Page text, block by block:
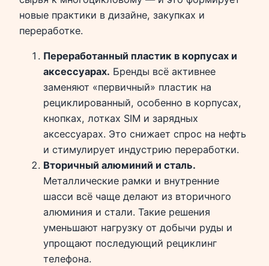
новые практики в дизайне, закупках и
переработке.
Переработанный пластик в корпусах и
аксессуарах. Бренды всё активнее
заменяют «первичный» пластик на
рециклированный, особенно в корпусах,
кнопках, лотках SIM и зарядных
аксессуарах. Это снижает спрос на нефть
и стимулирует индустрию переработки.
Вторичный алюминий и сталь.
Металлические рамки и внутренние
шасси всё чаще делают из вторичного
алюминия и стали. Такие решения
уменьшают нагрузку от добычи руды и
упрощают последующий рециклинг
телефона.